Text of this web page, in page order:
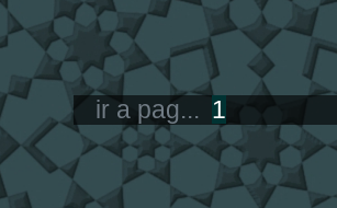
ir a pag... 1